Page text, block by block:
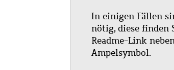
In einigen Fällen
nötig, diese finden
Readme-Link
Ampelsymbol.